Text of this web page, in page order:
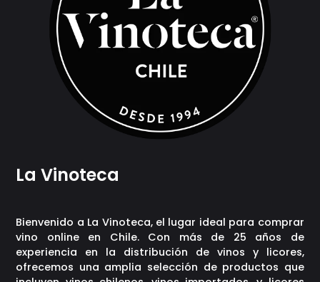
La Vinoteca
Bienvenido a La Vinoteca, el lugar ideal para comprar
vino online en Chile. Con más de 25 años de
experiencia en la distribución de vinos y licores,
ofrecemos una amplia selección de productos que